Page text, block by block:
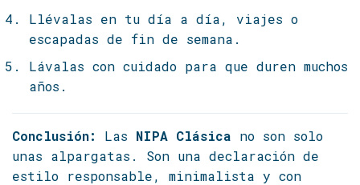
Llévalas en tu día a día, viajes o
escapadas de fin de semana.
Lávalas con cuidado para que duren muchos
años.
Conclusión: Las NIPA Clásica no son solo
unas alpargatas. Son una declaración de
estilo responsable, minimalista y con